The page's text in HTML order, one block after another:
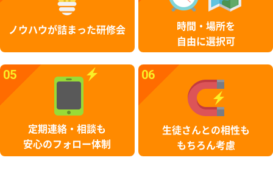
ノウハウが詰まった研修会
時間・場所を
自由に選択可
05
定期連絡・相談も
安心のフォロー体制
06
生徒さんとの相性も
もちろん考慮